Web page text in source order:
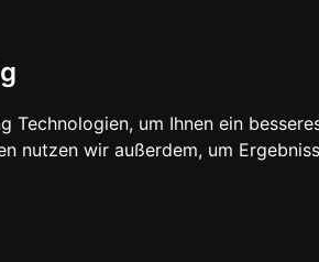
Technologien, um Ihnen ein
nutzen wir außerdem, um